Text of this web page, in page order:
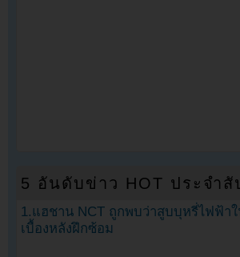
5 อันดับข่าว HOT ประจำสั
1.แฮชาน NCT ถูกพบว่าสูบบุหรี่ไฟฟ้า
เบื้องหลังฝึกซ้อม